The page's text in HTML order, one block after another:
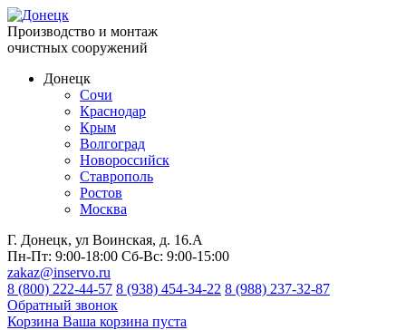
Производство и монтаж
очистных сооружений
Донецк
Сочи
Краснодар
Крым
Волгоград
Новороссийск
Ставрополь
Ростов
Москва
Г. Донецк, ул Воинская, д. 16.А
Пн-Пт: 9:00-18:00 Сб-Вс: 9:00-15:00
zakaz@inservo.ru
8 (800) 222-44-57 8 (938) 454-34-22 8 (988) 237-32-87
Обратный звонок
Корзина Ваша корзина пуста